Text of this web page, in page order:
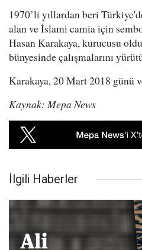
1970’li yıllardan beri
alan ve İslami camia için
Hasan Karakaya, kurucusu
bünyesinde çalışmalarını
Karakaya, 20 Mart 2018 günü
Kaynak: Mepa News
İlgili Haberler